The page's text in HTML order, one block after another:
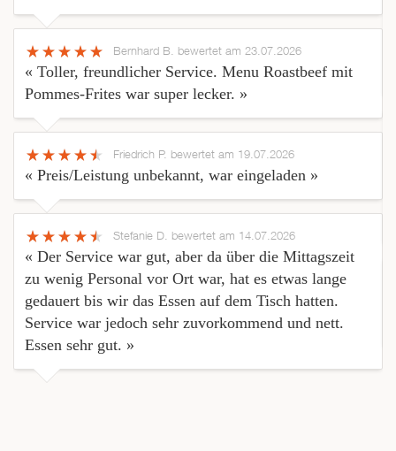
Bernhard B. bewertet am 23.07.2026
« Toller, freundlicher Service. Menu Roastbeef mit
Pommes-Frites war super lecker. »
Friedrich P. bewertet am 19.07.2026
« Preis/Leistung unbekannt, war eingeladen »
Stefanie D. bewertet am 14.07.2026
« Der Service war gut, aber da über die Mittagszeit
zu wenig Personal vor Ort war, hat es etwas lange
gedauert bis wir das Essen auf dem Tisch hatten.
Service war jedoch sehr zuvorkommend und nett.
Essen sehr gut. »